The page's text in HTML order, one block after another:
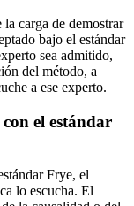
carga de demostrar
bajo el estándar
sea admitido,
del método, a
a ese experto.
el estándar
Frye, el
lo escucha. El